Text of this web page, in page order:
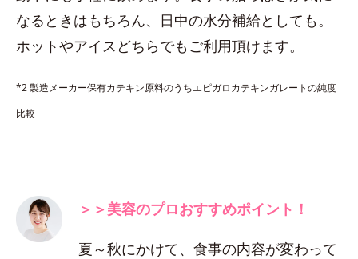
なるときはもちろん、日中の水分補給としても。
ホットやアイスどちらでもご利用頂けます。
*2 製造メーカー保有カテキン原料のうちエピガロカテキンガレートの純度
比較
＞＞美容のプロおすすめポイント！
夏～秋にかけて、食事の内容が変わって